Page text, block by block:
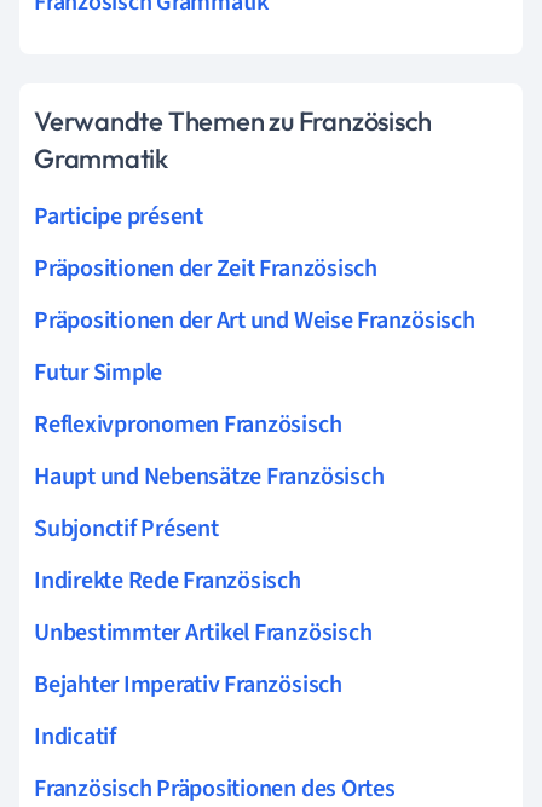
Verwandte Themen zu Französisch
Grammatik
Participe présent
Präpositionen der Zeit Französisch
Präpositionen der Art und Weise Französisch
Futur Simple
Reflexivpronomen Französisch
Haupt und Nebensätze Französisch
Subjonctif Présent
Indirekte Rede Französisch
Unbestimmter Artikel Französisch
Bejahter Imperativ Französisch
Indicatif
Französisch Präpositionen des Ortes